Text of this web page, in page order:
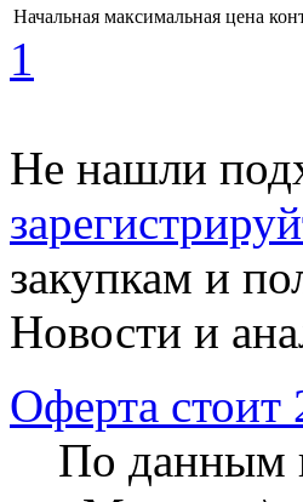
Начальная максимальная цена
1
Не нашли
закупкам и
Новости и
Оферта
По данным